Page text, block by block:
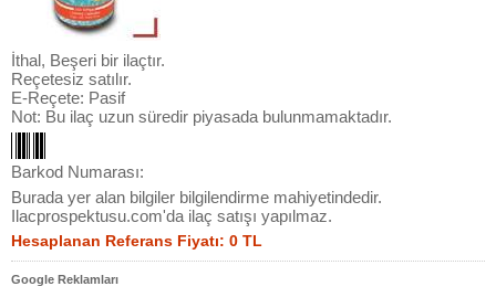
İthal, Beşeri bir ilaçtır.
Reçetesiz satılır.
E-Reçete: Pasif
Not: Bu ilaç uzun süredir piyasada bulunmamaktadır.
Barkod Numarası:
Burada yer alan bilgiler bilgilendirme mahiyetindedir.
Ilacprospektusu.com'da ilaç satışı yapılmaz.
Hesaplanan Referans Fiyatı: 0 TL
Google Reklamları